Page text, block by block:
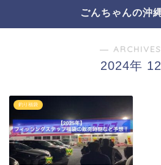
ごんちゃんの沖
―
2024年 12
釣り福袋